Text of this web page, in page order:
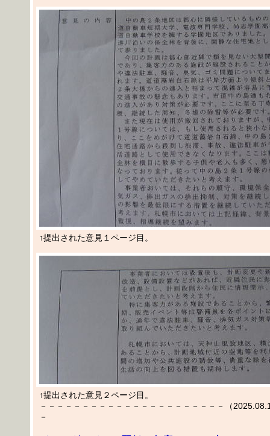
↑提出された意見１ページ目。
↑提出された意見２ページ目。
－－－－－－－－－－－－－－－－－－－－－－（
－